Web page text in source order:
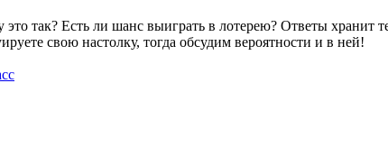
так? Есть ли шанс выиграть в лотерею? Ответы хранит
свою настолку, тогда обсудим вероятности и в ней!